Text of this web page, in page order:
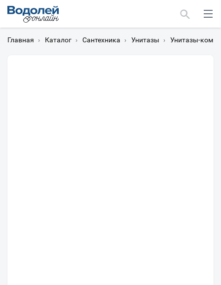
Главная › Каталог › Сантехника › Унитазы › Унитазы-